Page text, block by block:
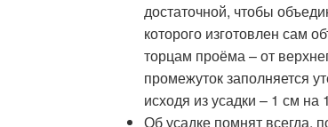
достаточной, чтобы
которого изготовлен сам
торцам проёма – от
промежуток заполняется
исходя из усадки – 1 см на
Об усадке помнят всегда,